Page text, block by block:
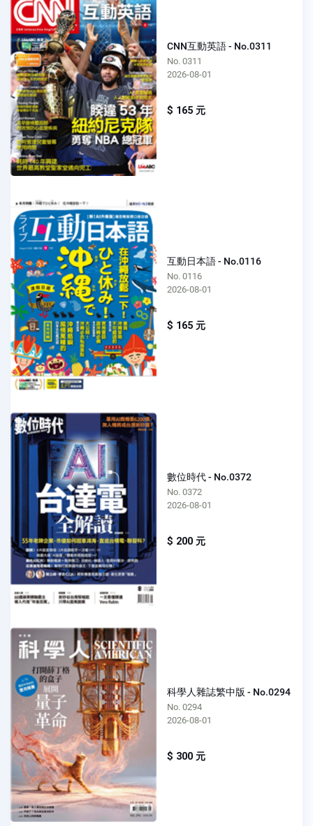
CNN互動英語 - No.0311
No. 0311
2026-08-01
$ 165 元
互動日本語 - No.0116
No. 0116
2026-08-01
$ 165 元
數位時代 - No.0372
No. 0372
2026-08-01
$ 200 元
科學人雜誌繁中版 - No.0294
No. 0294
2026-08-01
$ 300 元